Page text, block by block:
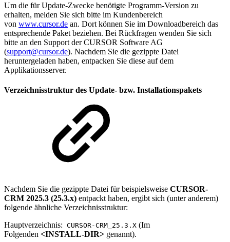
Um die für Update-Zwecke benötigte Programm-Version zu
erhalten, melden Sie sich bitte im Kundenbereich
von www.cursor.de an. Dort können Sie im Downloadbereich das
entsprechende Paket beziehen. Bei Rückfragen wenden Sie sich
bitte an den Support der CURSOR Software AG
(support@cursor.de). Nachdem Sie die gezippte Datei
heruntergeladen haben, entpacken Sie diese auf dem
Applikationsserver.
Verzeichnisstruktur des Update- bzw. Installationspakets
Nachdem Sie die gezippte Datei für beispielsweise CURSOR-
CRM 2025.3 (25.3.x) entpackt haben, ergibt sich (unter anderem)
folgende ähnliche Verzeichnisstruktur:
Hauptverzeichnis: CURSOR-CRM_25.3.X (Im
Folgenden <INSTALL-DIR> genannt).